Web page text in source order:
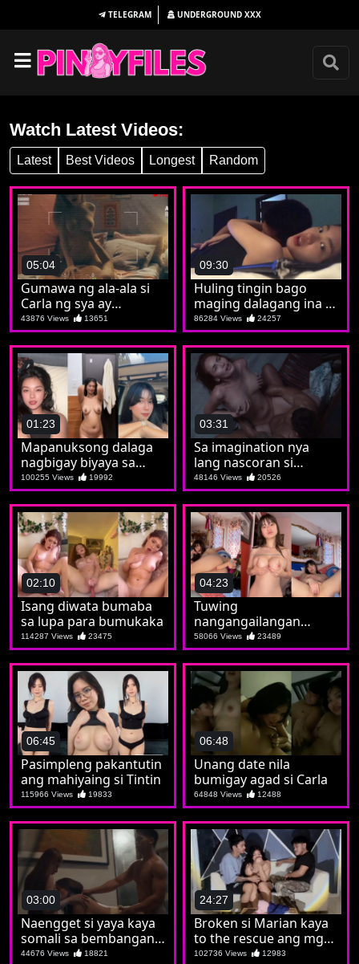
TELEGRAM UNDERGROUND XXX
Watch Latest Videos:
Latest Best Videos Longest Random
05:04
Gumawa ng ala-ala si
Carla ng sya ay
nagpakaputa at
pumatong sa batuta
43876 Views 13651
09:30
Huling tingin bago
maging dalagang ina si
Christine
86284 Views 24257
01:23
Mapanuksong dalaga
nagbigay biyaya sa
madla
100255 Views 19992
03:31
Sa imagination nya
lang nascoran si
Maricon
48146 Views 20526
02:10
Isang diwata bumaba
sa lupa para bumukaka
114287 Views 23475
04:23
Tuwing
nangangailangan
nagsoshow si Marian
58066 Views 23489
06:45
Pasimpleng pakantutin
ang mahiyaing si Tintin
115966 Views 19833
06:48
Unang date nila
bumigay agad si Carla
64848 Views 12488
03:00
Naengget si yaya kaya
somali sa bembangan
nila koya
44676 Views 18821
24:27
Broken si Marian kaya
to the rescue ang mga
kaibigan
102736 Views 12983